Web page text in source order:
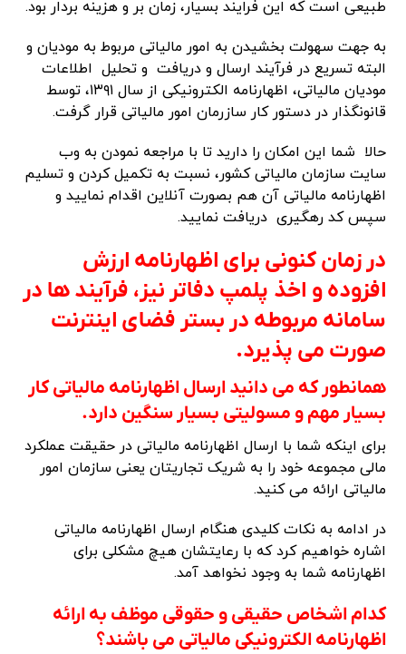
طبیعی است که این فرایند بسیار، زمان بر و هزینه بردار بود.
به جهت سهولت بخشیدن به امور مالیاتی مربوط به مودیان و
البته تسریع در فرآیند ارسال و دریافت و تحلیل اطلاعات
مودیان مالیاتی، اظهارنامه الکترونیکی از سال ۱۳۹۱، توسط
قانونگذار در دستور کار سازرمان امور مالیاتی قرار گرفت.
حالا شما این امکان را دارید تا با مراجعه نمودن به وب
سایت سازمان مالیاتی کشور، نسبت به تکمیل کردن و تسلیم
اظهارنامه مالیاتی آن هم بصورت آنلاین اقدام نمایید و
سپس کد رهگیری دریافت نمایید.
در زمان کنونی برای اظهارنامه ارزش
افزوده و اخذ پلمپ دفاتر نیز، فرآیند ها در
سامانه مربوطه در بستر فضای اینترنت
صورت می پذیرد.
همانطور که می دانید ارسال اظهارنامه مالیاتی کار
بسیار مهم و مسولیتی بسیار سنگین دارد.
برای اینکه شما با ارسال اظهارنامه مالیاتی در حقیقت عملکرد
مالی مجموعه خود را به شریک تجاریتان یعنی سازمان امور
مالیاتی ارائه می کنید.
در ادامه به نکات کلیدی هنگام ارسال اظهارنامه مالیاتی
اشاره خواهیم کرد که با رعایتشان هیچ مشکلی برای
اظهارنامه شما به وجود نخواهد آمد.
کدام اشخاص حقیقی و حقوقی موظف به ارائه
اظهارنامه الکترونیکی مالیاتی می باشند؟